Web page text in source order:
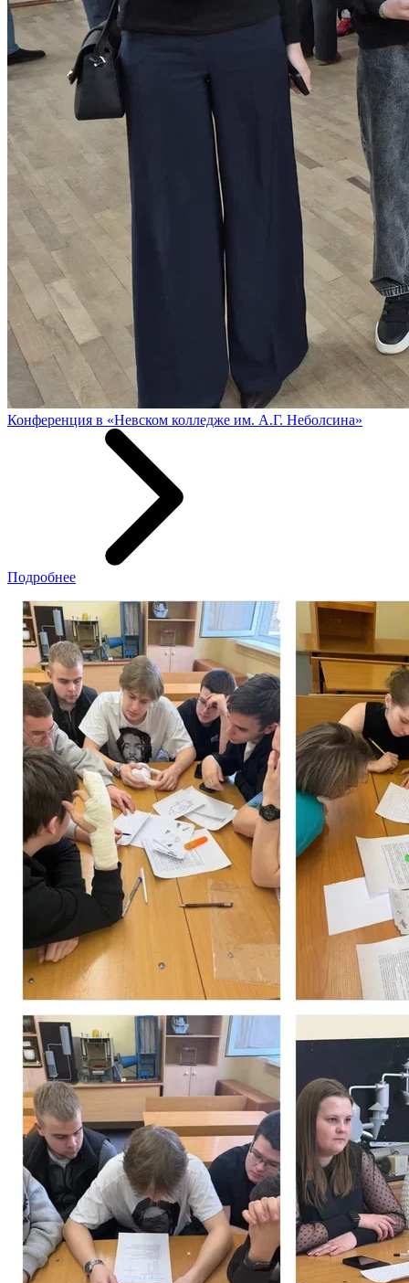
Конференция в «Невском колледже им. А.Г. Неболсина»
Подробнее